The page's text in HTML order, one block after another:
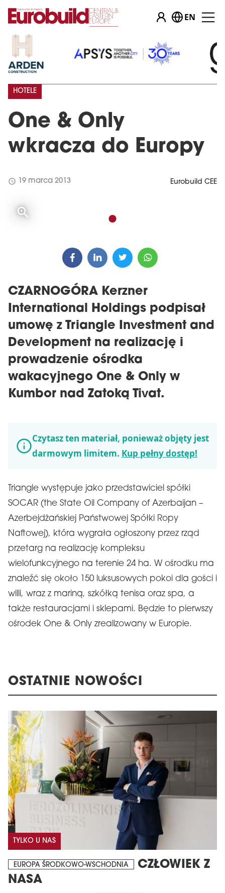
EN
One & Only
wkracza do Europy
HOTELE
schedule 19 marca 2013 Eurobuild CEE
CZARNOGÓRA Kerzner
International Holdings podpisał
umowę z Triangle Investment and
Development na realizację i
prowadzenie ośrodka
wakacyjnego One & Only w
Kumbor nad Zatoką Tivat.
Czytasz ten materiał, ponieważ objęty jest
darmowym limitem. Kup pełny dostęp!
Triangle występuje jako przedstawiciel spółki
SOCAR (the State Oil Company of Azerbaijan –
Azerbejdżańskiej Państwowej Spółki Ropy
Naftowej), która wygrała ogłoszony przez rząd
przetarg na realizację kompleksu
wielofunkcyjnego na terenie 24 ha. W ośrodku ma
znaleźć się około 150 luksusowych pokoi dla gości i
willi, wraz z mariną, szkółką tenisa oraz spa, a
także restauracjami i sklepami. Będzie to pierwszy
ośrodek One & Only zrealizowany w Europie.
OSTATNIE NOWOŚCI
TYLKO U NAS
EUROPA ŚRODKOWO-WSCHODNIA
CZŁOWIEK Z
NASA